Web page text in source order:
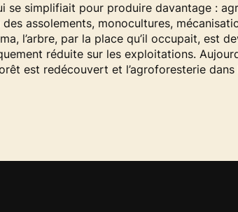
se simplifiait pour produire davantage :
assolements, monocultures,
l’arbre, par la place qu’il occupait, est
réduite sur les exploitations.
est redécouvert et l’agroforesterie dans